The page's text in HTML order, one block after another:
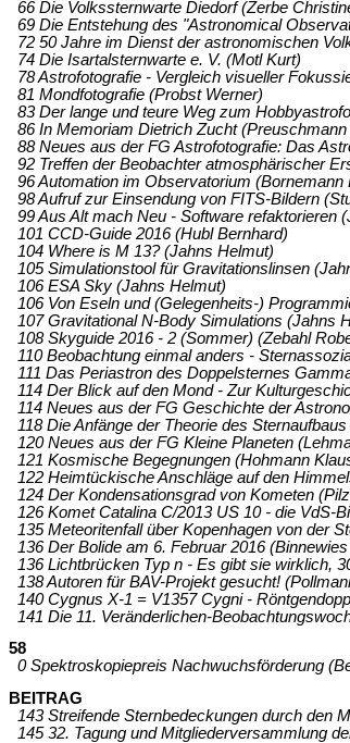
66 Die Volkssternwarte Diedorf (Zerbe
69 Die Entstehung des "Astronomical
72 50 Jahre im Dienst der astronomischen
74 Die Isartalsternwarte e. V. (Motl Kurt)
78 Astrofotografie - Vergleich visueller
81 Mondfotografie (Probst Werner)
83 Der lange und teure Weg zum
86 In Memoriam Dietrich Zucht (Preuschmann
88 Neues aus der FG Astrofotografie: Das
92 Treffen der Beobachter atmosphärischer
96 Automation im Observatorium (Bornemann
98 Aufruf zur Einsendung von FITS-Bildern
99 Aus Alt mach Neu - Software refaktorieren
101 CCD-Guide 2016 (Hubl Bernhard)
104 Where is M 13? (Jahns Helmut)
105 Simulationstool für Gravitationslinsen
106 ESA Sky (Jahns Helmut)
106 Von Eseln und (Gelegenheits-)
107 Gravitational N-Body Simulations (Jahns
108 Skyguide 2016 - 2 (Sommer) (Zebahl
110 Beobachtung einmal anders -
111 Das Periastron des Doppelsternes
114 Der Blick auf den Mond - Zur
114 Neues aus der FG Geschichte der
118 Die Anfänge der Theorie des
120 Neues aus der FG Kleine Planeten
121 Kosmische Begegnungen (Hohmann
122 Heimtückische Anschläge auf den
124 Der Kondensationsgrad von Kometen
126 Komet Catalina C/2013 US 10 - die VdS-
135 Meteoritenfall über Kopenhagen von der
136 Der Bolide am 6. Februar 2016
136 Lichtbrücken Typ n - Es gibt sie wirklich,
138 Autoren für BAV-Projekt gesucht!
140 Cygnus X-1 = V1357 Cygni -
141 Die 11. Veränderlichen-
58
0 Spektroskopiepreis Nachwuchsförderung
BEITRAG
143 Streifende Sternbedeckungen durch den
145 32. Tagung und Mitgliederversammlung